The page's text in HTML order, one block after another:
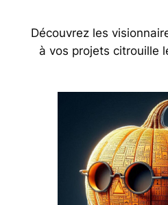
Découvrez les
à vos projets citrouille